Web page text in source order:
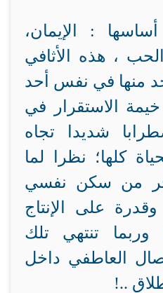
: الإيمان،
، هذه الأثافي
منها في نفس أحد
الاستقرار في
شديدا تجاه
كلها؛ نظرا لما
من سكن نفسي
وقدرة على الإنتاج
وربما تنتهي تلك
العاطفي داخل
..!